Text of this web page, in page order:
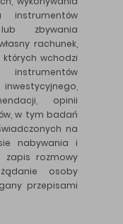
zbywania
rachunek,
wchodzi
opinii
w tym badań
na
nabywania i
zapis rozmowy
osoby
przepisami